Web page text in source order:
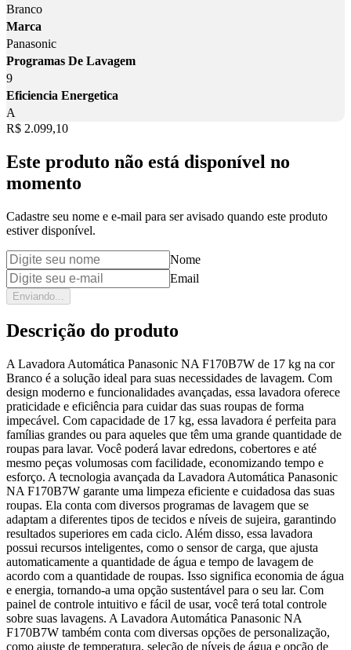
Branco
Marca
Panasonic
Programas De Lavagem
9
Eficiencia Energetica
A
Price:
R$ 2.099,10
Este produto não está disponível no
momento
Cadastre seu nome e e-mail para ser avisado quando este produto
estiver disponível.
Nome
Email
Enviando...
Descrição do produto
A Lavadora Automática Panasonic NA F170B7W de 17 kg na cor
Branco é a solução ideal para suas necessidades de lavagem. Com
design moderno e funcionalidades avançadas, essa lavadora oferece
praticidade e eficiência para cuidar das suas roupas de forma
impecável. Com capacidade de 17 kg, essa lavadora é perfeita para
famílias grandes ou para aqueles que têm uma grande quantidade de
roupas para lavar. Você poderá lavar edredons, cobertores e até
mesmo peças volumosas com facilidade, economizando tempo e
esforço. A tecnologia avançada da Lavadora Automática Panasonic
NA F170B7W garante uma limpeza eficiente e cuidadosa das suas
roupas. Ela conta com diversos programas de lavagem que se
adaptam a diferentes tipos de tecidos e níveis de sujeira, garantindo
resultados superiores em cada ciclo. Além disso, essa lavadora
possui recursos inteligentes, como o sensor de carga, que ajusta
automaticamente a quantidade de água e tempo de lavagem de
acordo com a quantidade de roupas. Isso significa economia de água
e energia, tornando-a uma opção sustentável para o seu lar. Com
painel de controle intuitivo e fácil de usar, você terá total controle
sobre suas lavagens. A Lavadora Automática Panasonic NA
F170B7W também conta com diversas opções de personalização,
como ajuste de temperatura, seleção de níveis de água e opção de